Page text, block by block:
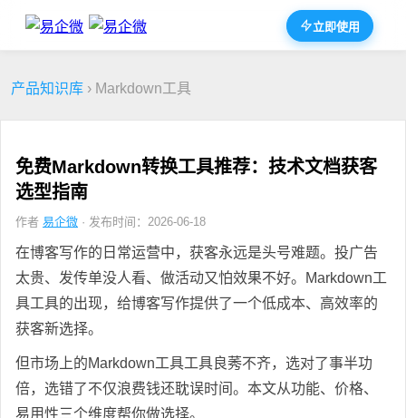
立即使用
产品知识库 › Markdown工具
免费Markdown转换工具推荐：技术文档获客
选型指南
作者 易企微 · 发布时间：2026-06-18
在博客写作的日常运营中，获客永远是头号难题。投广告
太贵、发传单没人看、做活动又怕效果不好。Markdown工
具工具的出现，给博客写作提供了一个低成本、高效率的
获客新选择。
但市场上的Markdown工具工具良莠不齐，选对了事半功
倍，选错了不仅浪费钱还耽误时间。本文从功能、价格、
易用性三个维度帮你做选择。